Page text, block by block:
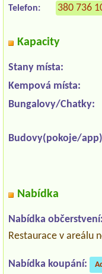
Telefon: 380 736
Kapacity
Stany místa:
Kempová místa:
Bungalovy/Chatky:
Budovy(pokoje/
Nabídka
Nabídka občerstvení:
Restaurace v areálu
Nabídka koupání: